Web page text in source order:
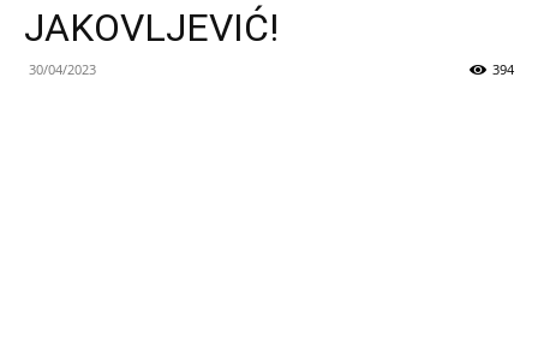
JAKOVLJEVIĆ!
30/04/2023 394